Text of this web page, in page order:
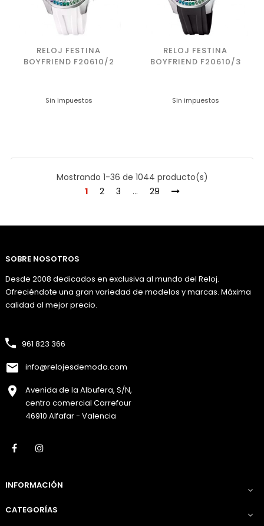
RELOJ FESTINA
BOYFRIEND F20610/2
Sin impuestos
RELOJ FESTINA
BOYFRIEND F20610/3
Sin impuestos
Mostrando 1-36 de 1044 producto(s)
1
2 3 … 29
SOBRE NOSOTROS
Desde 2008 dedicados en exclusiva al mundo del Reloj.
Ofreciéndote una gran variedad de modelos y marcas. Máxima
calidad al mejor precio.
961 823 366
info@relojesdemoda.com
Avenida de la Albufera, S/N,
centro comercial Carrefour
46910 Alfafar - Valencia
Facebook
INFORMACIÓN 
CATEGORÍAS 